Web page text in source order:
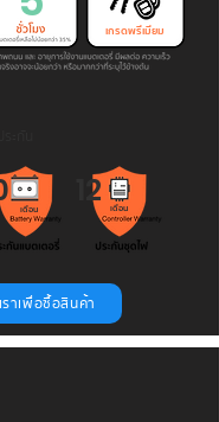
เกรดพรีเมียม
10 12
เดือน เดือน
าเพื่อซื้อสินค้า